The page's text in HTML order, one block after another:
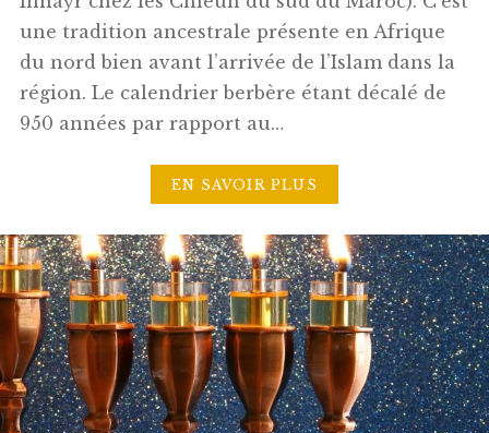
une tradition ancestrale présente en Afrique
du nord bien avant l’arrivée de l’Islam dans la
région. Le calendrier berbère étant décalé de
950 années par rapport au…
EN SAVOIR PLUS